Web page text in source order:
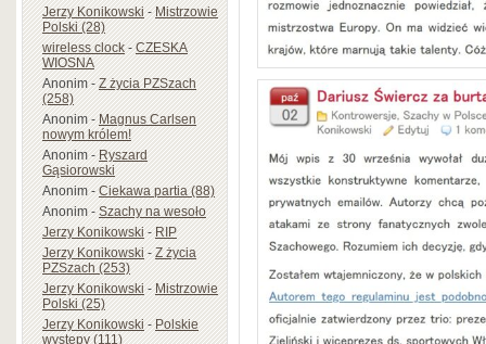
Jerzy Konikowski-Mistrzowie
Polski (28)
wireless clock-CZESKA
WIOSNA
Anonim-Z życia PZSzach
(258)
Anonim-Magnus Carlsen
nowym królem!
Anonim-Ryszard
Gąsiorowski
Anonim-Ciekawa partia (88)
Anonim-Szachy na wesoło
Jerzy Konikowski-RIP
Jerzy Konikowski-Z życia
PZSzach (253)
Jerzy Konikowski-Mistrzowie
Polski (25)
Jerzy Konikowski-Polskie
występy (111)